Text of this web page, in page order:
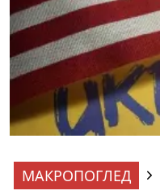
МАКРОПОГЛЕД